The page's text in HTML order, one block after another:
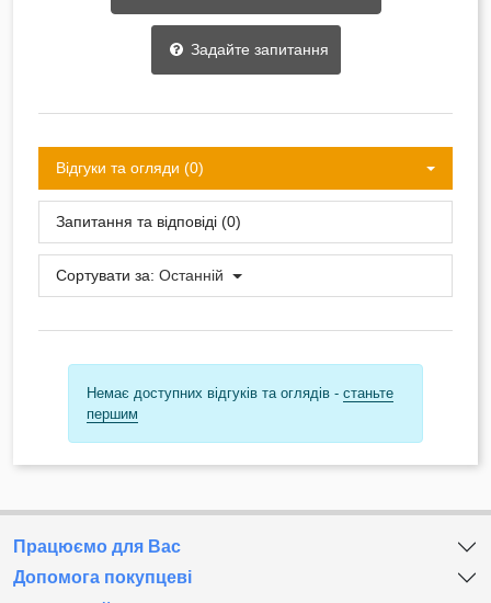
Задайте запитання
Відгуки та огляди (0)
Запитання та відповіді (0)
Сортувати за: Останній
Немає доступних відгуків та оглядів - станьте
першим
Працюємо для Вас
Допомога покупцеві